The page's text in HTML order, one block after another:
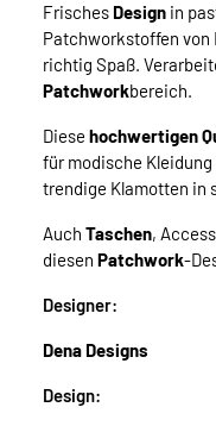
Frisches Design in
Patchworkstoffen von
richtig Spaß.
Patchworkbereich.
Diese hochwertigen
für modische
trendige Klamotten in
Auch Taschen,
diesen Patchwork-
Designer:
Dena Designs
Design: